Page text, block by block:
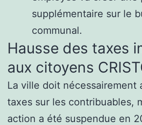
supplémentaire sur le
communal.
Hausse des taxes
aux citoyens
La ville doit nécessairement
taxes sur les contribuables,
action a été suspendue en